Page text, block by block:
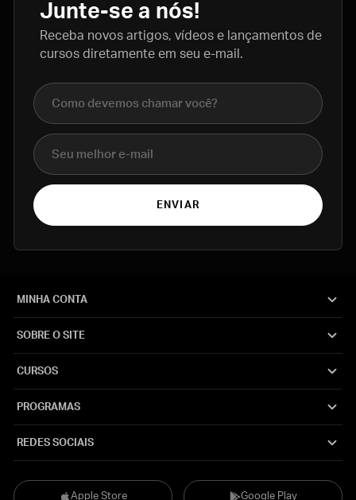
Junte-se a nós!
Receba novos artigos, vídeos e lançamentos de
cursos diretamente em seu e-mail.
Nome completo
E-mail
ENVIAR
Apple Store Google Play
MINHA CONTA
SOBRE O SITE
CURSOS
PROGRAMAS
REDES SOCIAIS